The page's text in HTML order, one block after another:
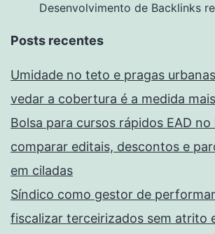
Desenvolvimento de Backlinks
Posts recentes
Umidade no teto e pragas
vedar a cobertura é a medida
Bolsa para cursos rápidos EAD
comparar editais, descontos e
em ciladas
Síndico como gestor de
fiscalizar terceirizados sem atrito